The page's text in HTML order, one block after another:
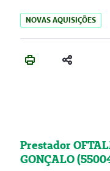
NOVAS AQUISIÇÕES
Prestador
GONÇALO